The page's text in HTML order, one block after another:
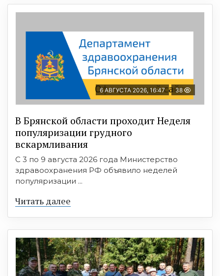
6 АВГУСТА 2026, 16:47 38
В Брянской области проходит Неделя
популяризации грудного
вскармливания
С 3 по 9 августа 2026 года Министерство
здравоохранения РФ объявило неделей
популяризации ...
Читать далее